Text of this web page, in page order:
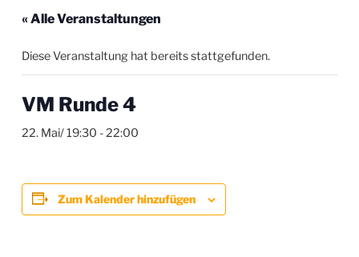
« Alle Veranstaltungen
Diese Veranstaltung hat bereits stattgefunden.
VM Runde 4
22. Mai/ 19:30 - 22:00
Zum Kalender hinzufügen